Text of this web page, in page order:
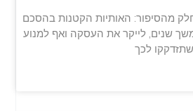
מהסיפור: האותיות הקטנות בהסכם
שנים, לייקר את העסקה ואף למנוע
לכך